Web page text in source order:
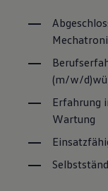
(m/w/
Erfahrung
Wartung